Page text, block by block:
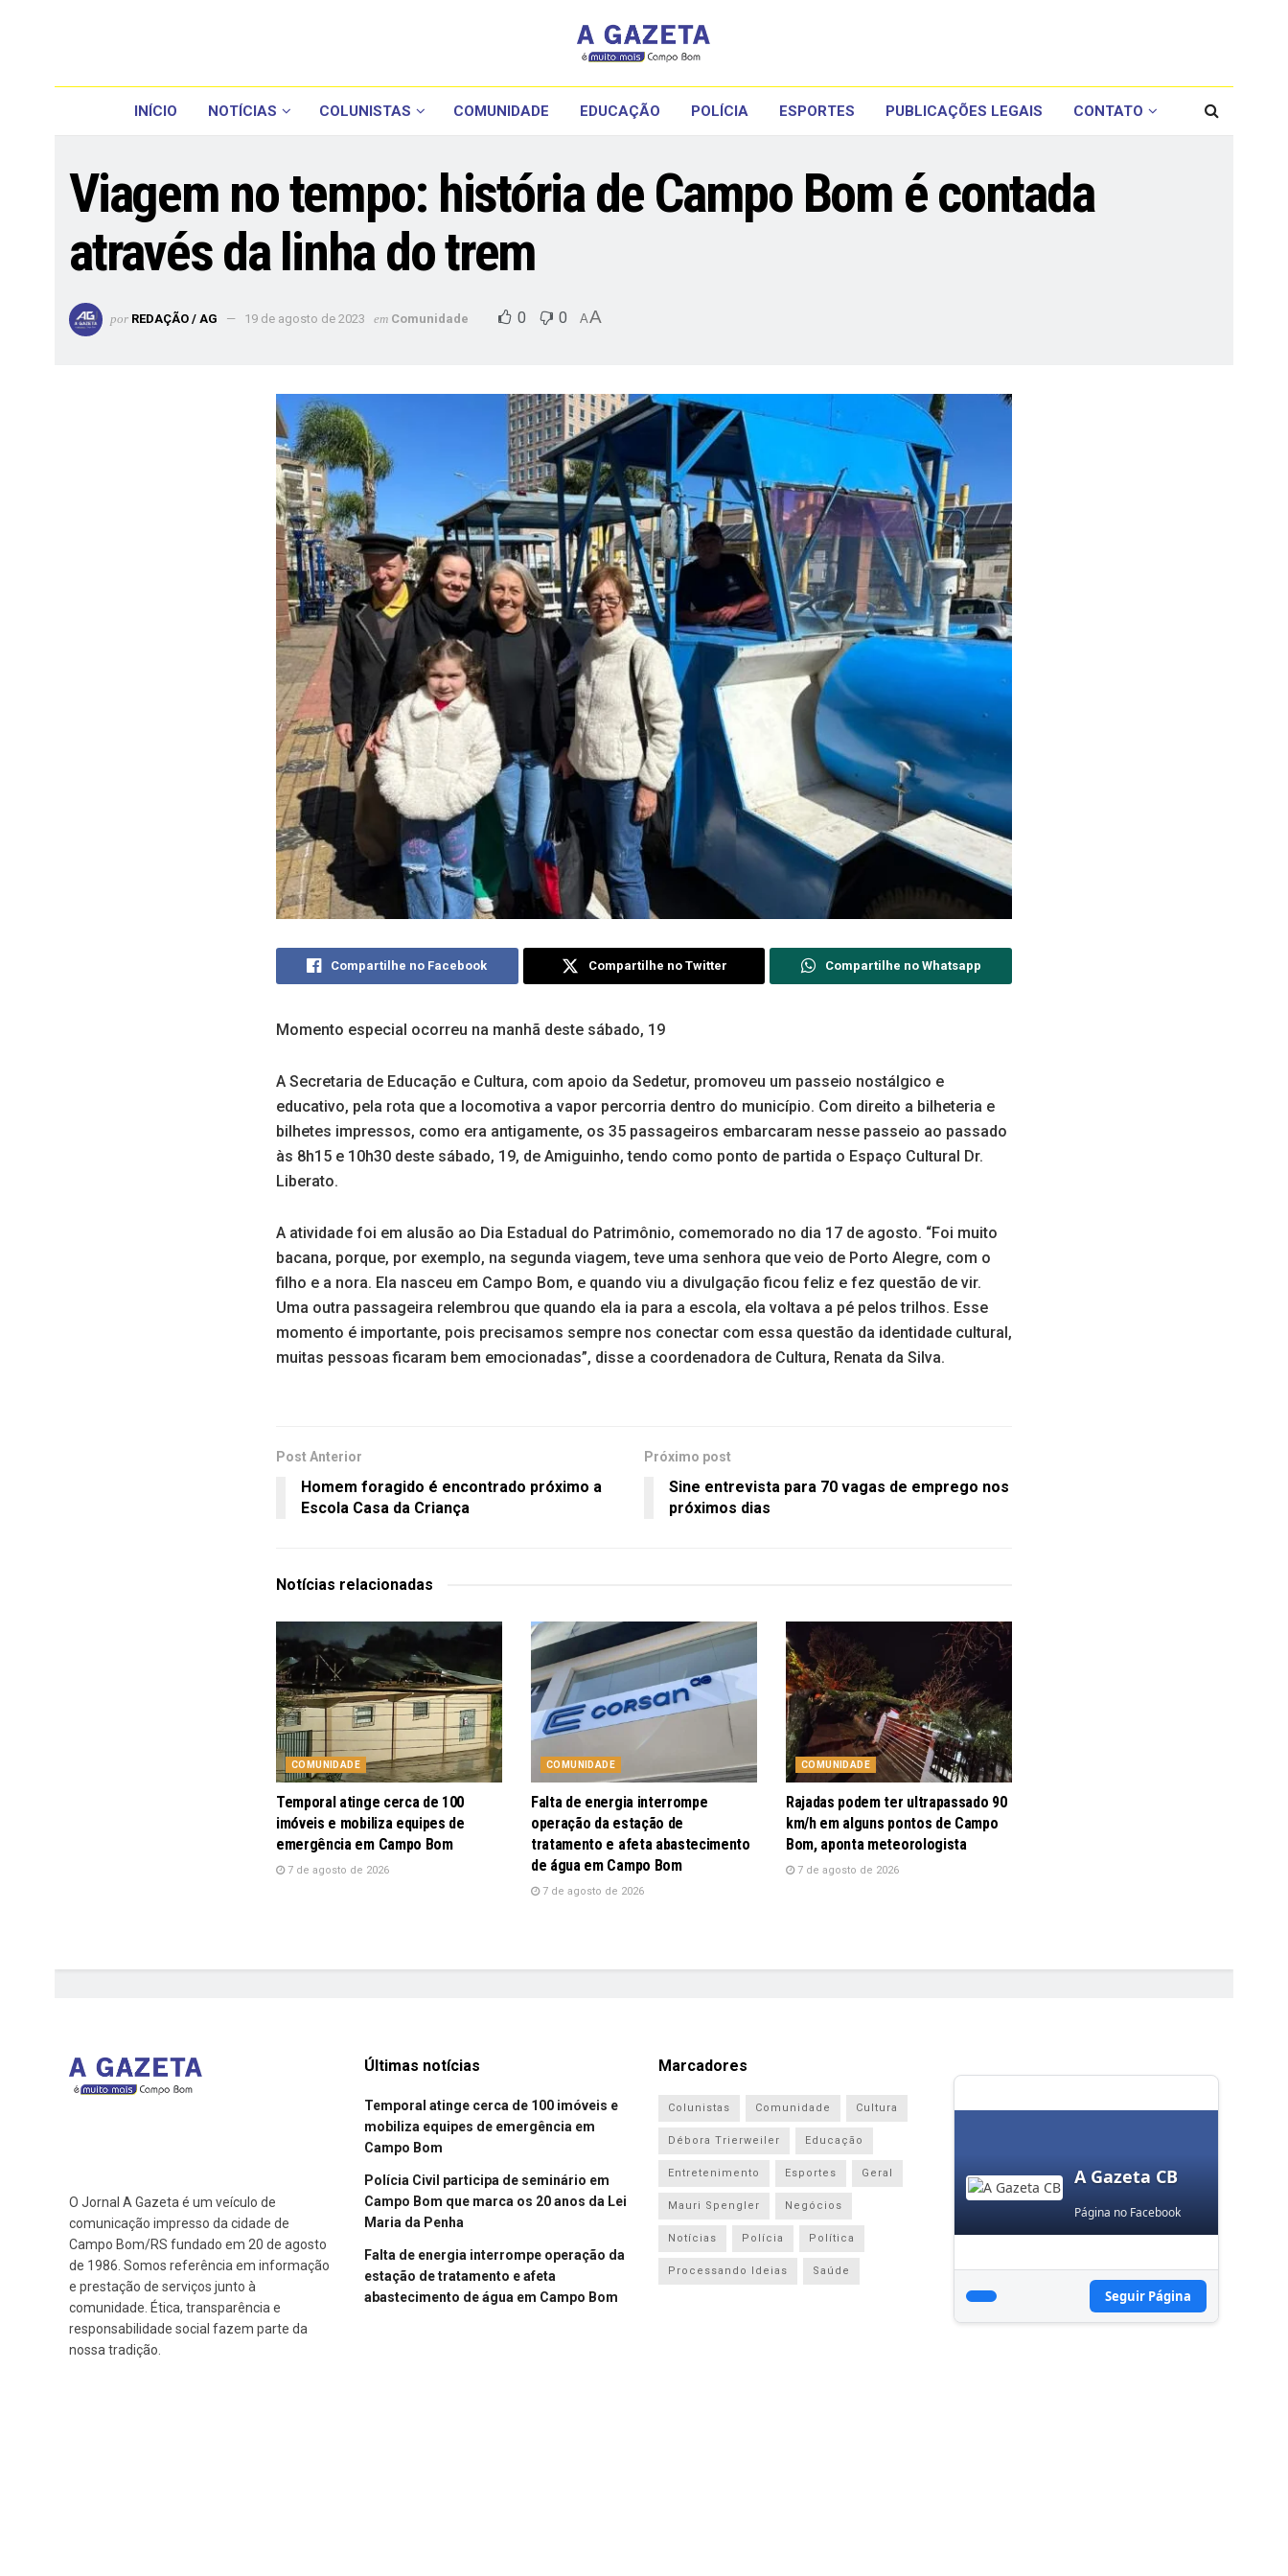
INÍCIO NOTÍCIAS COLUNISTAS COMUNIDADE EDUCAÇÃO POLÍCIA ESPORTES PUBLICAÇÕES LEGAIS CONTATO
Viagem no tempo: história de Campo Bom é contada
através da linha do trem
por REDAÇÃO / AG 19 de agosto de 2023 em Comunidade 0 0 AA
Compartilhe no Facebook Compartilhe no Twitter Compartilhe no Whatsapp
Momento especial ocorreu na manhã deste sábado, 19
A Secretaria de Educação e Cultura, com apoio da Sedetur, promoveu um passeio nostálgico e
educativo, pela rota que a locomotiva a vapor percorria dentro do município. Com direito a bilheteria e
bilhetes impressos, como era antigamente, os 35 passageiros embarcaram nesse passeio ao passado
às 8h15 e 10h30 deste sábado, 19, de Amiguinho, tendo como ponto de partida o Espaço Cultural Dr.
Liberato.
A atividade foi em alusão ao Dia Estadual do Patrimônio, comemorado no dia 17 de agosto. “Foi muito
bacana, porque, por exemplo, na segunda viagem, teve uma senhora que veio de Porto Alegre, com o
filho e a nora. Ela nasceu em Campo Bom, e quando viu a divulgação ficou feliz e fez questão de vir.
Uma outra passageira relembrou que quando ela ia para a escola, ela voltava a pé pelos trilhos. Esse
momento é importante, pois precisamos sempre nos conectar com essa questão da identidade cultural,
muitas pessoas ficaram bem emocionadas”, disse a coordenadora de Cultura, Renata da Silva.
Post Anterior
Homem foragido é encontrado próximo a
Escola Casa da Criança
Próximo post
Sine entrevista para 70 vagas de emprego nos
próximos dias
Notícias relacionadas
COMUNIDADE
Temporal atinge cerca de 100
imóveis e mobiliza equipes de
emergência em Campo Bom
7 de agosto de 2026
COMUNIDADE
Falta de energia interrompe
operação da estação de
tratamento e afeta abastecimento
de água em Campo Bom
7 de agosto de 2026
COMUNIDADE
Rajadas podem ter ultrapassado 90
km/h em alguns pontos de Campo
Bom, aponta meteorologista
7 de agosto de 2026
O Jornal A Gazeta é um veículo de
comunicação impresso da cidade de
Campo Bom/RS fundado em 20 de agosto
de 1986. Somos referência em informação
e prestação de serviços junto à
comunidade. Ética, transparência e
responsabilidade social fazem parte da
nossa tradição.
Últimas notícias
Temporal atinge cerca de 100 imóveis e
mobiliza equipes de emergência em
Campo Bom
Polícia Civil participa de seminário em
Campo Bom que marca os 20 anos da Lei
Maria da Penha
Falta de energia interrompe operação da
estação de tratamento e afeta
abastecimento de água em Campo Bom
Marcadores
Colunistas Comunidade Cultura
Débora Trierweiler Educação
Entretenimento Esportes Geral
Mauri Spengler Negócios
Notícias Polícia Política
Processando Ideias Saúde
A Gazeta CB
Página no Facebook
Seguir Página